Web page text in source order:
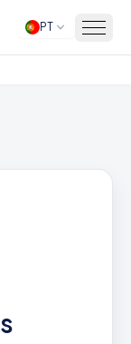
PT